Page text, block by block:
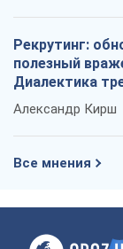
Рекрутинг:
полезный
Диалектика
Александр Кирш
Все мнения